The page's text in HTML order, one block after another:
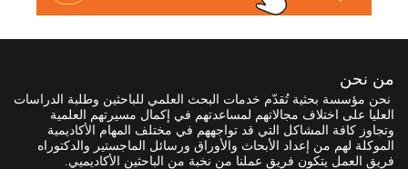
من نحن
نحن مؤسسة بحثية تُقدّم خدمات البحث العلمي للباحثين وطلبة الدراسات
العليا على اختلاف مجالاتهم لمساعدتهم في إكمال مسيرتهم العلمية
وتجاوز كافة المشاكل التي قد تواجههم في مختلف المهام الأكاديمية
الموكلة لهم من إعداد الأبحاث والأوراق ورسائل الماجستير والدكتوراه
فريق العمل يتكون فريق عملنا من نخبة من الباحثين الأكاديميي.